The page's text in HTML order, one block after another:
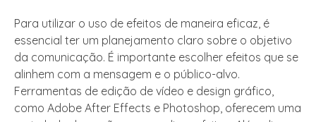
Para utilizar o uso de efeitos de maneira eficaz, é
essencial ter um planejamento claro sobre o objetivo
da comunicação. É importante escolher efeitos que se
alinhem com a mensagem e o público-alvo.
Ferramentas de edição de vídeo e design gráfico,
como Adobe After Effects e Photoshop, oferecem uma